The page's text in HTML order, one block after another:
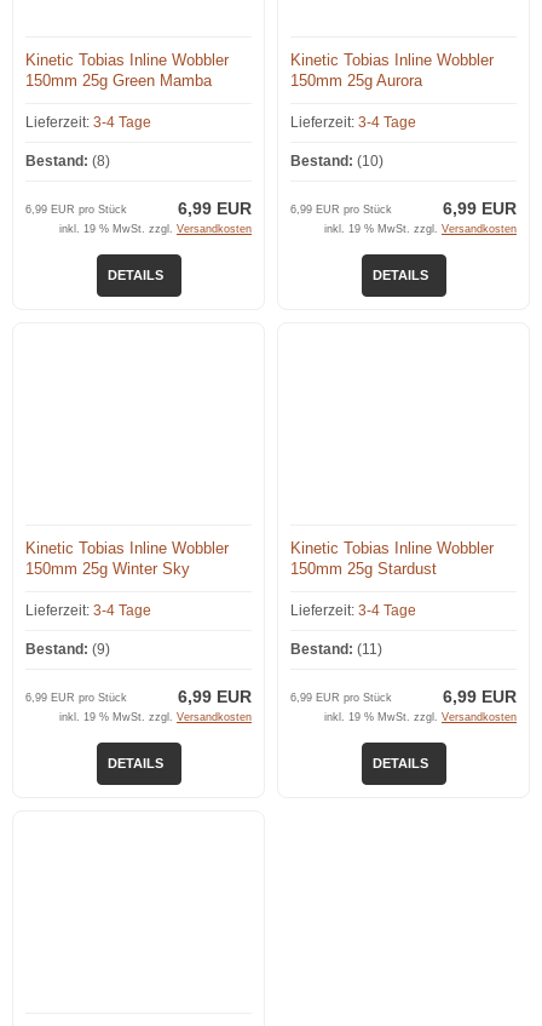
Kinetic Tobias Inline Wobbler
150mm 25g Green Mamba
Lieferzeit: 3-4 Tage
Bestand: (8)
6,99 EUR
6,99 EUR pro Stück
inkl. 19 % MwSt. zzgl. Versandkosten
DETAILS
Kinetic Tobias Inline Wobbler
150mm 25g Aurora
Lieferzeit: 3-4 Tage
Bestand: (10)
6,99 EUR
6,99 EUR pro Stück
inkl. 19 % MwSt. zzgl. Versandkosten
DETAILS
Kinetic Tobias Inline Wobbler
150mm 25g Winter Sky
Lieferzeit: 3-4 Tage
Bestand: (9)
6,99 EUR
6,99 EUR pro Stück
inkl. 19 % MwSt. zzgl. Versandkosten
DETAILS
Kinetic Tobias Inline Wobbler
150mm 25g Stardust
Lieferzeit: 3-4 Tage
Bestand: (11)
6,99 EUR
6,99 EUR pro Stück
inkl. 19 % MwSt. zzgl. Versandkosten
DETAILS